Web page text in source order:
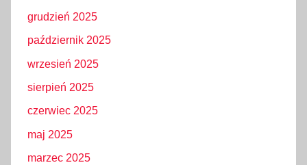
grudzień 2025
październik 2025
wrzesień 2025
sierpień 2025
czerwiec 2025
maj 2025
marzec 2025